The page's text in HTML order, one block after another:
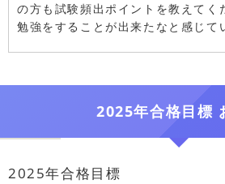
の方も試験頻出ポイントを教えてく
勉強をすることが出来たなと感じて
2025年合格目標
2025年合格目標